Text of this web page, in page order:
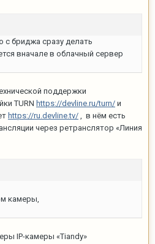
с бриджа сразу делать
вначале в облачный сервер
поддержки
TURN https://devline.ru/turn/ и
https://ru.devline.tv/ , в нём есть
через ретранслятор «Линия
камеры,
IP-камеры «Tiandy»